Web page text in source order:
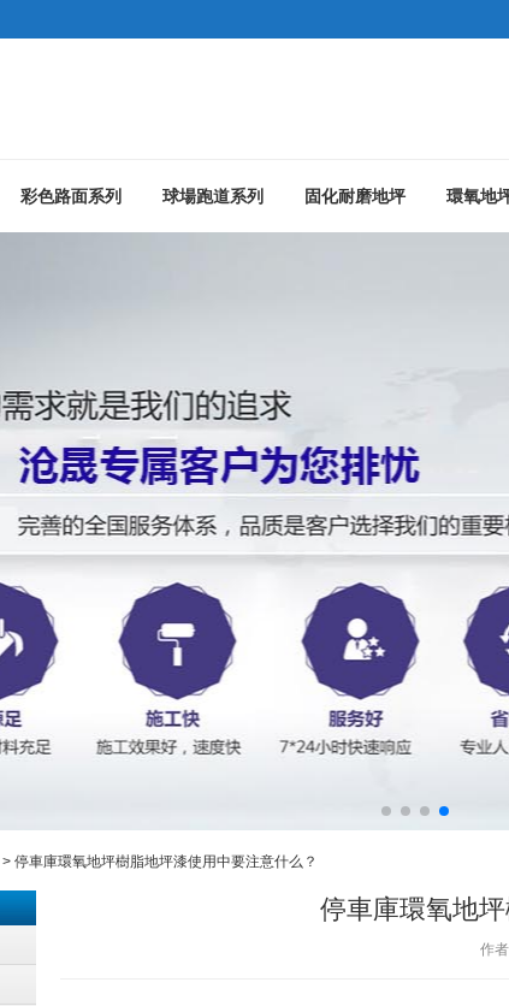
彩色路面系列 球場跑道系列 固化耐磨地坪 環氧地
> 停車庫環氧地坪樹脂地坪漆使用中要注意什么？
停車庫環氧地
作